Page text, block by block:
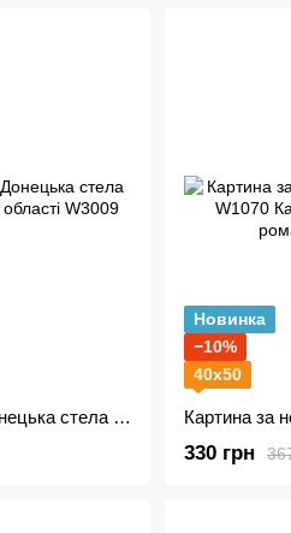
Картина за номерами Донецька стела W3009 Стела Донецької області
Новинка
−10%
40х50
330 грн